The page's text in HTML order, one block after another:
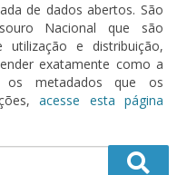
de dados abertos. São
Nacional que são
e distribuição,
exatamente como a
metadados que os
acesse esta página